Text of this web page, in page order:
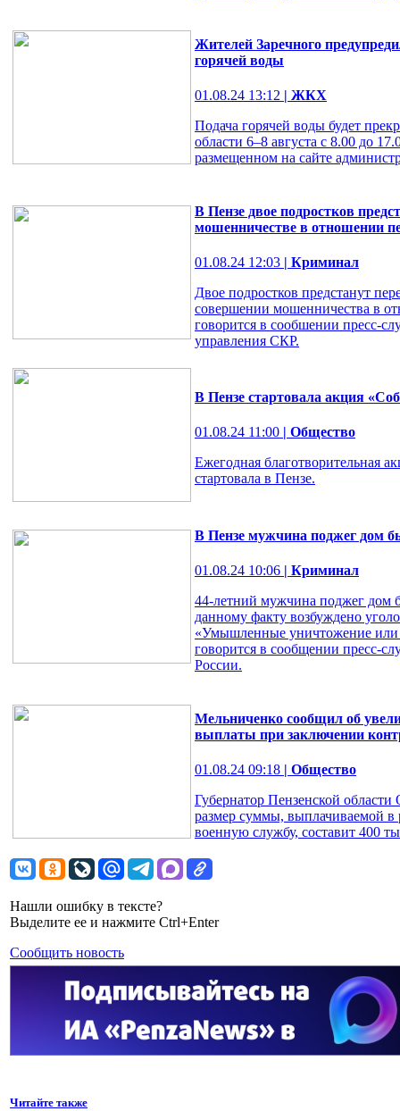
Жителей Заречного
горячей воды
01.08.24 13:12 | ЖКХ
Подача горячей воды будет
области 6–8 августа с 8.00 до
размещенном на сайте
В Пензе двое подростков
мошенничестве в отношении
01.08.24 12:03 | Криминал
Двое подростков предстанут
совершении мошенничества в
говорится в сообшении пресс-
управления СКР.
В Пензе стартовала акция
01.08.24 11:00 | Общество
Ежегодная благотворительная
стартовала в Пензе.
В Пензе мужчина поджег дом
01.08.24 10:06 | Криминал
44-летний мужчина поджег дом
данному факту возбуждено
«Умышленные уничтожение
говорится в сообщении пресс-
России.
Мельниченко сообщил об
выплаты при заключении
01.08.24 09:18 | Общество
Губернатор Пензенской
размер суммы, выплачиваемой в
военную службу, составит 400
Нашли ошибку в тексте?
Выделите ее и нажмите Ctrl+Enter
Сообщить новость
Читайте также